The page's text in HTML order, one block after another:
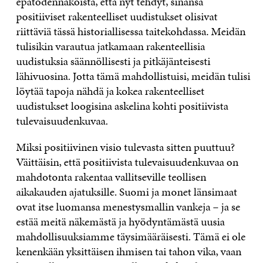
positiiviset rakenteelliset uudistukset olisivat
riittäviä tässä historiallisessa taitekohdassa. Meidän
tulisikin varautua jatkamaan rakenteellisia
uudistuksia säännöllisesti ja pitkäjänteisesti
lähivuosina. Jotta tämä mahdollistuisi, meidän tulisi
löytää tapoja nähdä ja kokea rakenteelliset
uudistukset loogisina askelina kohti positiivista
tulevaisuudenkuvaa.
Miksi positiivinen visio tulevasta sitten puuttuu?
Väittäisin, että positiivista tulevaisuudenkuvaa on
mahdotonta rakentaa vallitseville teollisen
aikakauden ajatuksille. Suomi ja monet länsimaat
ovat itse luomansa menestysmallin vankeja – ja se
estää meitä näkemästä ja hyödyntämästä uusia
mahdollisuuksiamme täysimääräisesti. Tämä ei ole
kenenkään yksittäisen ihmisen tai tahon vika, vaan